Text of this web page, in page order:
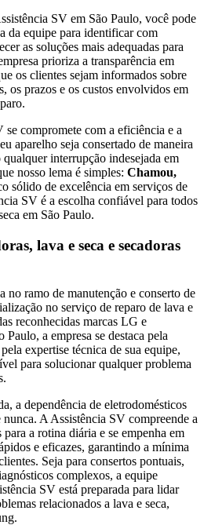
SV em São Paulo, você pode
da equipe para identificar com
as soluções mais adequadas para
prioriza a transparência em
os clientes sejam informados sobre
os prazos e os custos envolvidos em
compromete com a eficiência e a
aparelho seja consertado de maneira
interrupção indesejada em
nosso lema é simples: Chamou,
sólido de excelência em serviços de
SV é a escolha confiável para todos
em São Paulo.
lava e seca e secadoras
no ramo de manutenção e conserto de
no serviço de reparo de lava e
reconhecidas marcas LG e
Paulo, a empresa se destaca pela
expertise técnica de sua equipe,
para solucionar qualquer problema
a dependência de eletrodomésticos
A Assistência SV compreende a
a rotina diária e se empenha em
e eficazes, garantindo a mínima
Seja para consertos pontuais,
complexos, a equipe
SV está preparada para lidar
relacionados a lava e seca,
.